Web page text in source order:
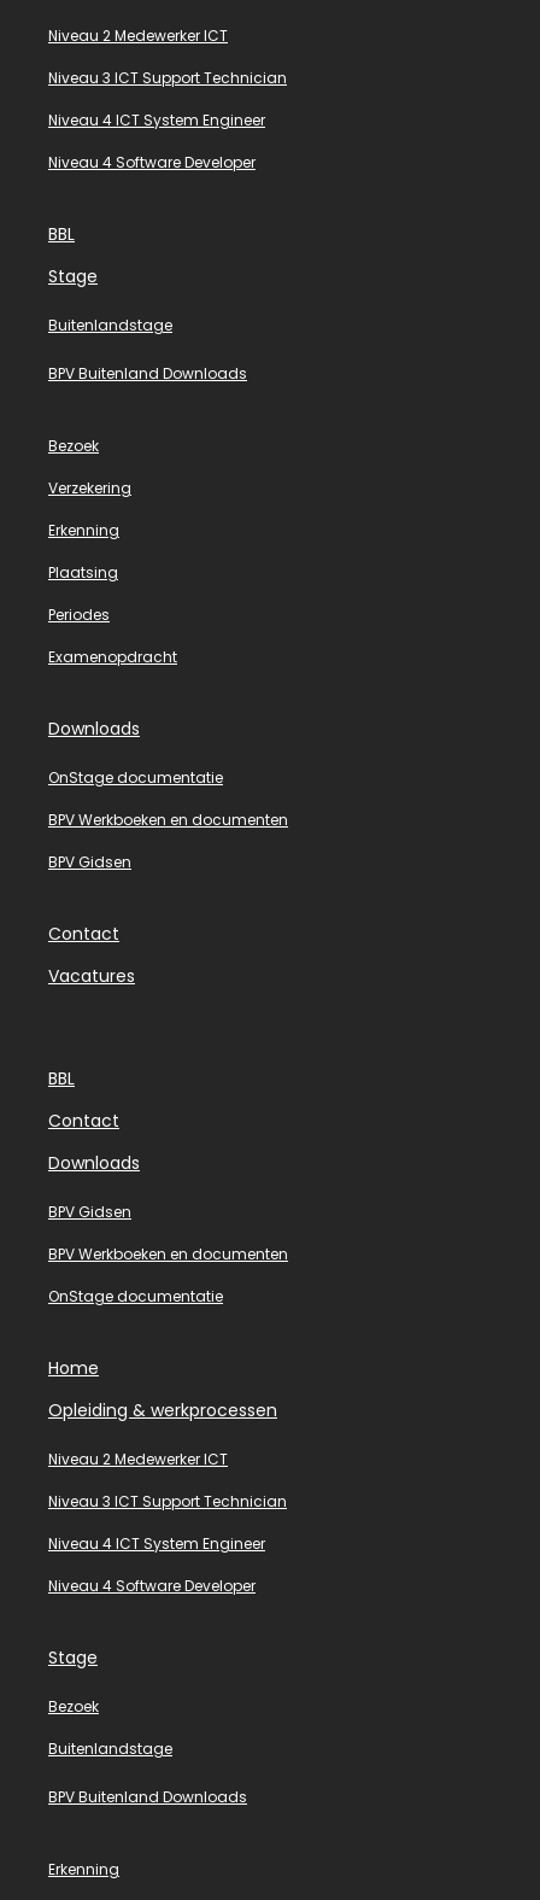
Niveau 2 Medewerker ICT
Niveau 3 ICT Support Technician
Niveau 4 ICT System Engineer
Niveau 4 Software Developer
BBL
Stage
Buitenlandstage
BPV Buitenland Downloads
Bezoek
Verzekering
Erkenning
Plaatsing
Periodes
Examenopdracht
Downloads
OnStage documentatie
BPV Werkboeken en documenten
BPV Gidsen
Contact
Vacatures
BBL
Contact
Downloads
BPV Gidsen
BPV Werkboeken en documenten
OnStage documentatie
Home
Opleiding & werkprocessen
Niveau 2 Medewerker ICT
Niveau 3 ICT Support Technician
Niveau 4 ICT System Engineer
Niveau 4 Software Developer
Stage
Bezoek
Buitenlandstage
BPV Buitenland Downloads
Erkenning